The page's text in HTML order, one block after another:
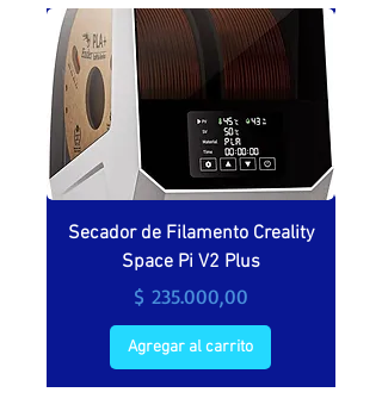
Secador de Filamento Creality
Space Pi V2 Plus
Precio
$ 235.000,00
Agregar al carrito